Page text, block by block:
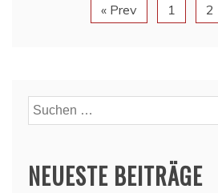
« Prev 1 2
Suchen
nach:
NEUESTE BEITRÄGE